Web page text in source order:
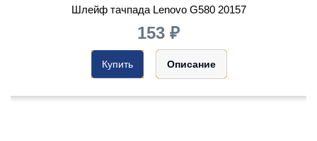
Шлейф тачпада Lenovo G580 20157
153 ₽
Купить Описание